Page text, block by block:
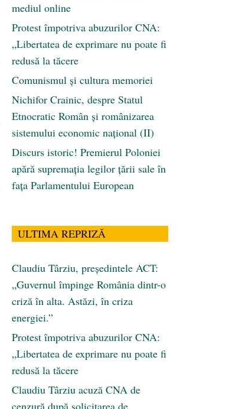
mediul online
Protest împotriva abuzurilor CNA:
„Libertatea de exprimare nu poate fi
redusă la tăcere
Comunismul şi cultura memoriei
Nichifor Crainic, despre Statul
Etnocratic Român şi românizarea
sistemului economic naţional (II)
Discurs istoric! Premierul Poloniei
apără supremația legilor țării sale în
fața Parlamentului European
ULTIMA REPRIZĂ
Claudiu Târziu, președintele ACT:
„Guvernul împinge România dintr-o
criză în alta. Astăzi, în criza
energiei.”
Protest împotriva abuzurilor CNA:
„Libertatea de exprimare nu poate fi
redusă la tăcere
Claudiu Târziu acuză CNA de